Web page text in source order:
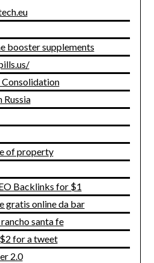
booster supplements
Russia
of property
Backlinks for $1
gratis online da bar
santa fe
for a tweet
2.0